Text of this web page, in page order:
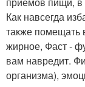
Как навсегда
также помещать
жирное, Фаст -
вам навредит.
организма),